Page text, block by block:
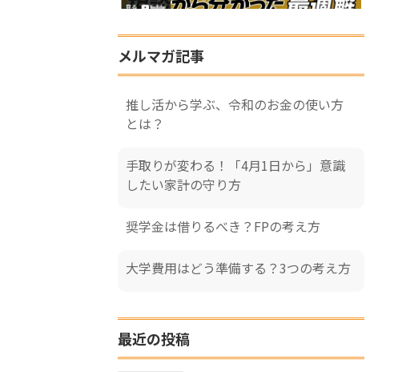
メルマガ記事
推し活から学ぶ、令和のお金の使い方
とは？
手取りが変わる！「4月1日から」意識
したい家計の守り方
奨学金は借りるべき？FPの考え方
大学費用はどう準備する？3つの考え方
最近の投稿